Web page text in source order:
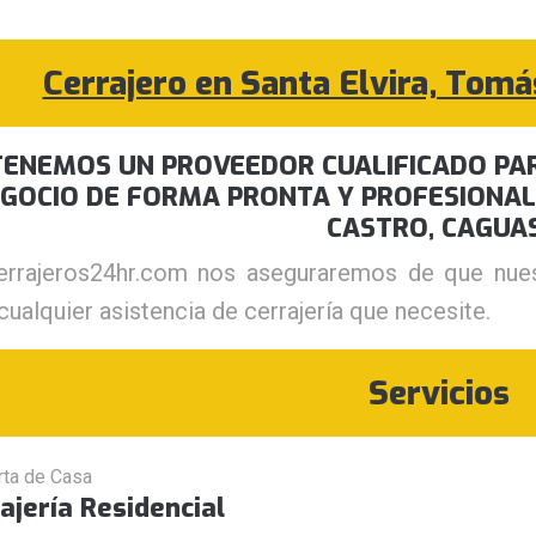
Cerrajero en Santa Elvira,
UN PROVEEDOR CUALIFICADO
DE FORMA PRONTA Y
CASTRO,
nos aseguraremos de que
asistencia de cerrajería que necesite.
Servicios
Residencial